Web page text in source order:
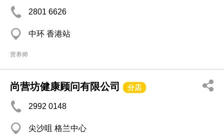
2801 6626
中环 香港站
营养师
尚营坊健康顾问有限公司 分店
2992 0148
尖沙咀 格兰中心